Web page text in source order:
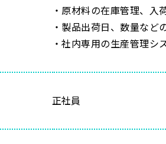
・原材料の在庫管理、入
・製品出荷日、数量など
・社内専用の生産管理シ
正社員